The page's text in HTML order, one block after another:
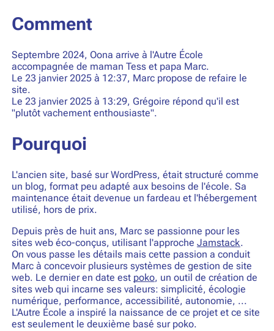
Comment
Septembre 2024, Oona arrive à l'Autre École
accompagnée de maman Tess et papa Marc.
Le 23 janvier 2025 à 12:37, Marc propose de refaire le
site.
Le 23 janvier 2025 à 13:29, Grégoire répond qu'il est
"plutôt vachement enthousiaste".
Pourquoi
L'ancien site, basé sur WordPress, était structuré comme
un blog, format peu adapté aux besoins de l'école. Sa
maintenance était devenue un fardeau et l'hébergement
utilisé, hors de prix.
Depuis près de huit ans, Marc se passionne pour les
sites web éco-conçus, utilisant l'approche Jamstack.
On vous passe les détails mais cette passion a conduit
Marc à concevoir plusieurs systèmes de gestion de site
web. Le dernier en date est poko, un outil de création de
sites web qui incarne ses valeurs: simplicité, écologie
numérique, performance, accessibilité, autonomie, ...
L'Autre École a inspiré la naissance de ce projet et ce site
est seulement le deuxième basé sur poko.